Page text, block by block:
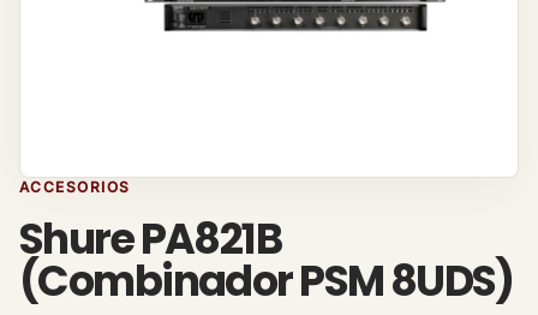
ACCESORIOS
Shure PA821B
(Combinador PSM 8UDS)